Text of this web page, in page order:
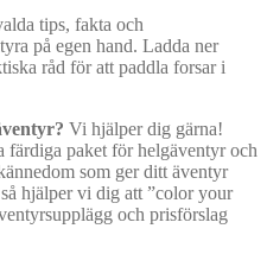
tips, fakta och
på egen hand. Ladda ner
råd för att paddla forsar i
Vi hjälper dig gärna!
färdiga paket för helgäventyr och
som ger ditt äventyr
hjälper vi dig att ”color your
och prisförslag